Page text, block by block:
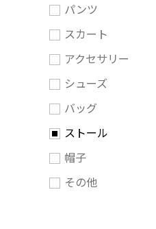
パンツ
スカート
アクセサリー
シューズ
バッグ
ストール
帽子
その他